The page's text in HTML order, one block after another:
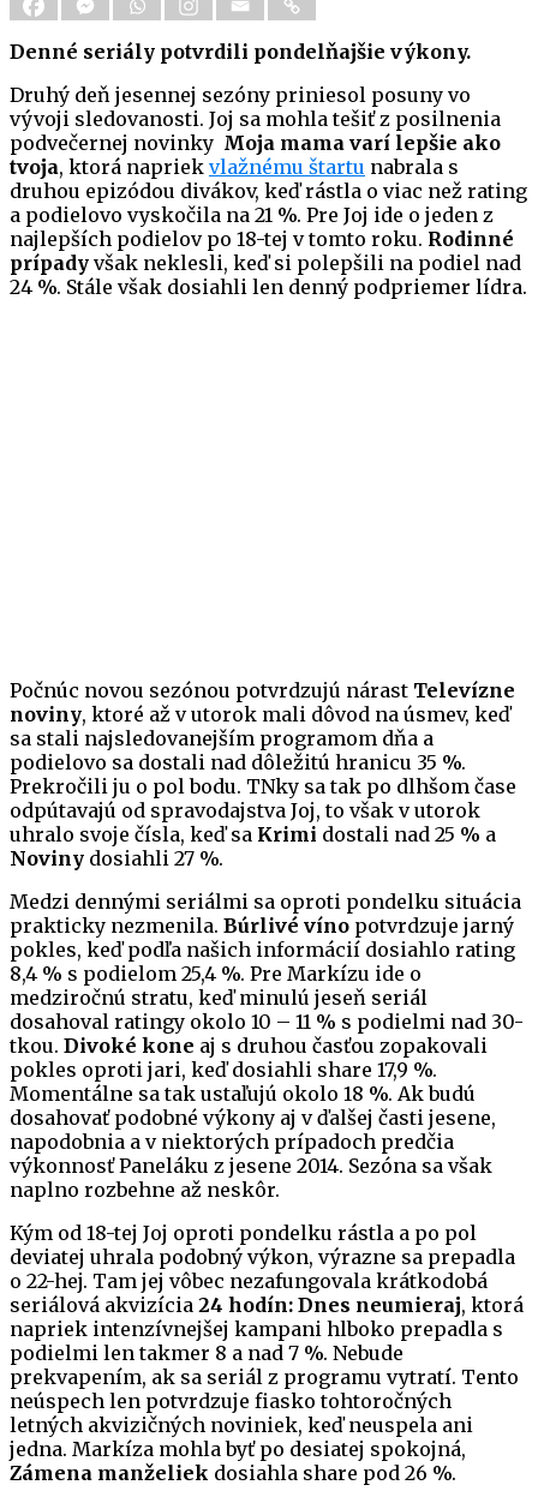
Denné seriály potvrdili pondelňajšie výkony.
Druhý deň jesennej sezóny priniesol posuny vo
vývoji sledovanosti. Joj sa mohla tešiť z posilnenia
podvečernej novinky Moja mama varí lepšie ako
tvoja, ktorá napriek vlažnému štartu nabrala s
druhou epizódou divákov, keď rástla o viac než rating
a podielovo vyskočila na 21 %. Pre Joj ide o jeden z
najlepších podielov po 18-tej v tomto roku. Rodinné
prípady však neklesli, keď si polepšili na podiel nad
24 %. Stále však dosiahli len denný podpriemer lídra.
Počnúc novou sezónou potvrdzujú nárast Televízne
noviny, ktoré až v utorok mali dôvod na úsmev, keď
sa stali najsledovanejším programom dňa a
podielovo sa dostali nad dôležitú hranicu 35 %.
Prekročili ju o pol bodu. TNky sa tak po dlhšom čase
odpútavajú od spravodajstva Joj, to však v utorok
uhralo svoje čísla, keď sa Krimi dostali nad 25 % a
Noviny dosiahli 27 %.
Medzi dennými seriálmi sa oproti pondelku situácia
prakticky nezmenila. Búrlivé víno potvrdzuje jarný
pokles, keď podľa našich informácií dosiahlo rating
8,4 % s podielom 25,4 %. Pre Markízu ide o
medziročnú stratu, keď minulú jeseň seriál
dosahoval ratingy okolo 10 – 11 % s podielmi nad 30-
tkou. Divoké kone aj s druhou časťou zopakovali
pokles oproti jari, keď dosiahli share 17,9 %.
Momentálne sa tak ustaľujú okolo 18 %. Ak budú
dosahovať podobné výkony aj v ďalšej časti jesene,
napodobnia a v niektorých prípadoch predčia
výkonnosť Paneláku z jesene 2014. Sezóna sa však
naplno rozbehne až neskôr.
Kým od 18-tej Joj oproti pondelku rástla a po pol
deviatej uhrala podobný výkon, výrazne sa prepadla
o 22-hej. Tam jej vôbec nezafungovala krátkodobá
seriálová akvizícia 24 hodín: Dnes neumieraj, ktorá
napriek intenzívnejšej kampani hlboko prepadla s
podielmi len takmer 8 a nad 7 %. Nebude
prekvapením, ak sa seriál z programu vytratí. Tento
neúspech len potvrdzuje fiasko tohtoročných
letných akvizičných noviniek, keď neuspela ani
jedna. Markíza mohla byť po desiatej spokojná,
Zámena manželiek dosiahla share pod 26 %.